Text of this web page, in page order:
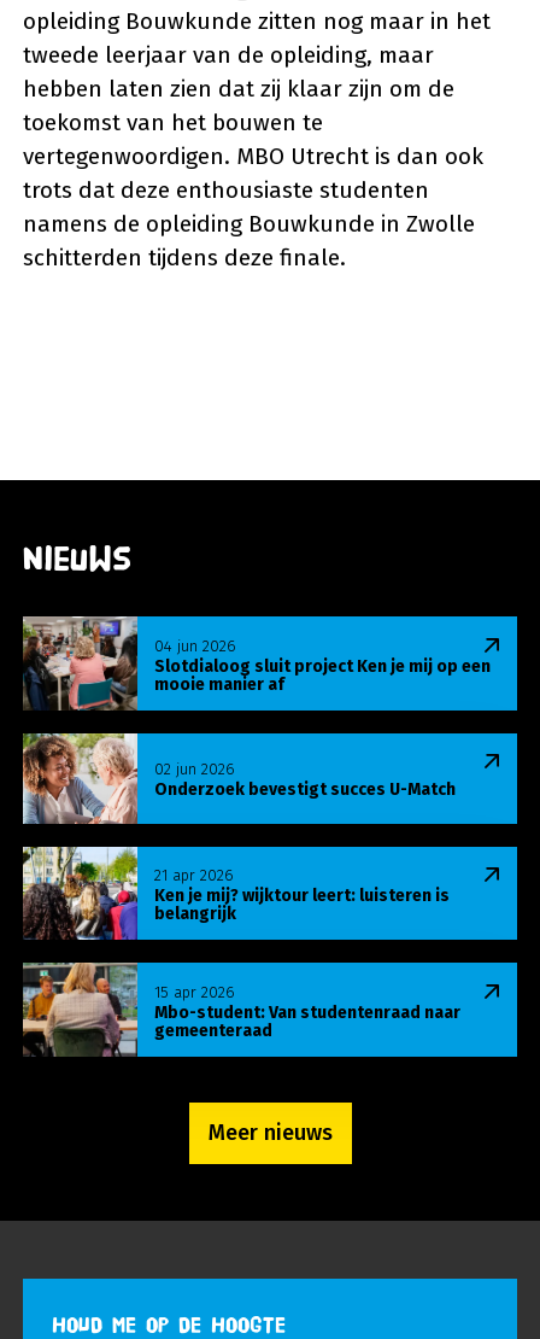
opleiding Bouwkunde zitten nog maar in het
tweede leerjaar van de opleiding, maar
hebben laten zien dat zij klaar zijn om de
toekomst van het bouwen te
vertegenwoordigen. MBO Utrecht is dan ook
trots dat deze enthousiaste studenten
namens de opleiding Bouwkunde in Zwolle
schitterden tijdens deze finale.
Nieuws
Slotdialoog sluit project Ken je mij op een
mooie manier af
04 jun 2026
Lees meer over Slotdialoog sluit project Ken je
Onderzoek bevestigt succes U-Match
02 jun 2026
Lees meer over Onderzoek bevestigt succes U-
Ken je mij? wijktour leert: luisteren is
belangrijk
21 apr 2026
Lees meer over Ken je mij? wijktour leert:
Mbo-student: Van studentenraad naar
gemeenteraad
15 apr 2026
Lees meer over Mbo-student: Van
Meer nieuws
HOUD ME OP DE HOOGTE